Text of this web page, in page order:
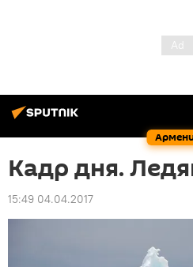
Кадр дня.
15:49 04.04.2017